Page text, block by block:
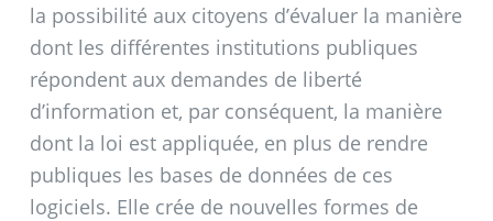
la possibilité aux citoyens d’évaluer la manière
dont les différentes institutions publiques
répondent aux demandes de liberté
d’information et, par conséquent, la manière
dont la loi est appliquée, en plus de rendre
publiques les bases de données de ces
logiciels. Elle crée de nouvelles formes de